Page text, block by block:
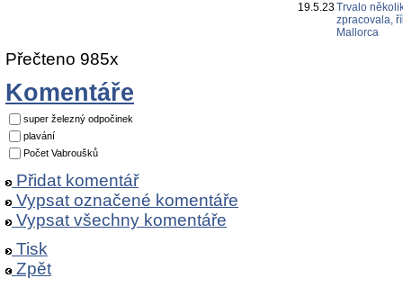
19.5.23Trvalo
zpracovala,
Mallorca
Přečteno 985x
Komentáře
super železný odpočinek
plavání
Počet Vabroušků
Přidat komentář
Vypsat označené komentáře
Vypsat všechny komentáře
Tisk
Zpět